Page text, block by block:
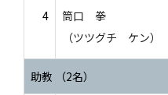
4
筒口 拳
（ツツグチ ケン）
助教 （2名）